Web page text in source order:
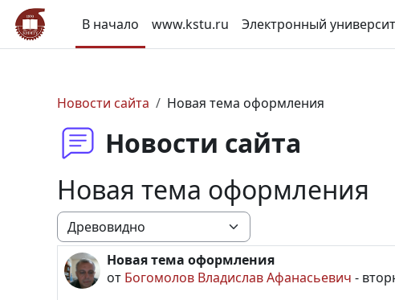
Перейти к основному содержанию
В начало
www.kstu.ru Электронный
Новости сайта
Новая тема оформления
Новости сайта
Новая тема оформления
Режим отображения
Новая тема оформления
от Богомолов Владислав Афанасьевич -
Количество ответов: 0